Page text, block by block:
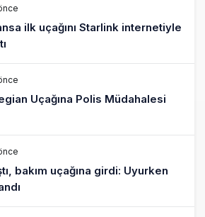
ilk uçağını Starlink internetiyle
Uçağına Polis Müdahalesi
bakım uçağına girdi: Uyurken